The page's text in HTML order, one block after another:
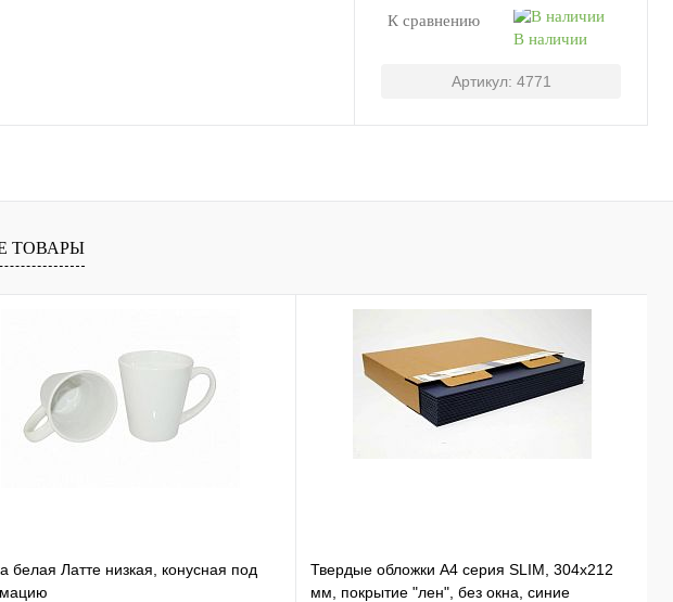
К сравнению
В наличии
Артикул: 4771
ТОВАРЫ
белая Латте низкая, конусная под
Твердые обложки А4 серия SLIM, 304x212
мм, покрытие "лен", без окна, синие